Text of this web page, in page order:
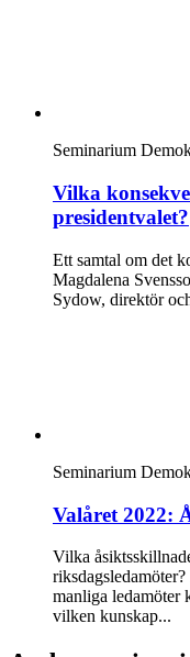
Seminarium
Vilka
presidentvalet?
Ett samtal om det
Magdalena
Sydow, direktör
Seminarium
Valåret 2022:
Vilka
manliga ledamöter
vilken kunskap...